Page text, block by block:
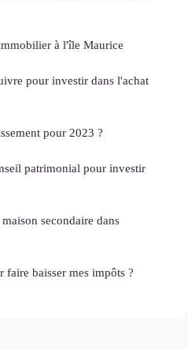
à l'île Maurice
pour investir dans l'achat
pour 2023 ?
patrimonial pour investir
secondaire dans
faire baisser mes impôts ?